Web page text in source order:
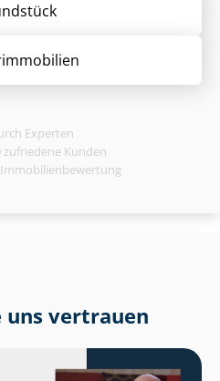
Experten
zufriedene Kunden
uns vertrauen